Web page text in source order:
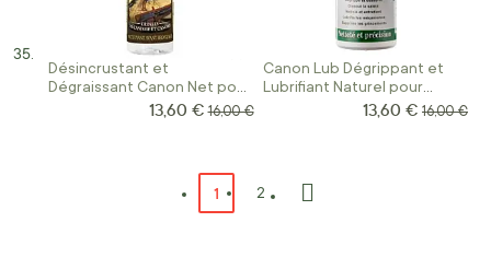
Désincrustant et
Dégraissant Canon Net pour
Prix Spécial
13,60 € Prix normal
16,00 €
Canon Lub Dégrippant et
Lubrifiant Naturel pour
Prix Spécial
13,60 € Prix
16,00 €
Page
Vous lisez actuellement la page
1 Page
2